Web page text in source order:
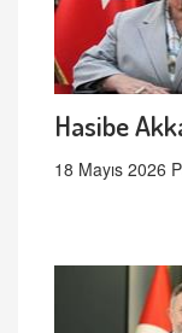
Hasibe
18 Mayıs 2026